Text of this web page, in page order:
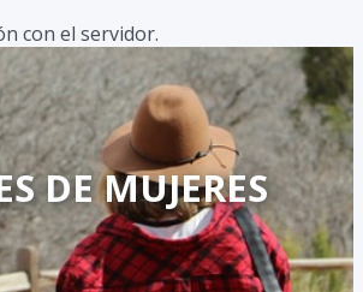
con el servidor.
DE MUJERES